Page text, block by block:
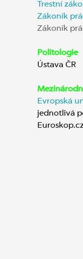
Trestní
Zákoník
Zákoník
Politologie
Ústava ČR
Evropská
jednotlivá